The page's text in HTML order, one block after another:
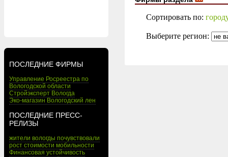
ПОСЛЕДНИЕ ФИРМЫ
Управление Росреестра по
Вологодской области
Стройэксперт Вологда
Эко-магазин Вологодский лен
ПОСЛЕДНИЕ ПРЕСС-
РЕЛИЗЫ
жители вологды почувствовали
рост стоимости мобильности
Финансовая устойчивость
Сортировать по:
Выберите регион: